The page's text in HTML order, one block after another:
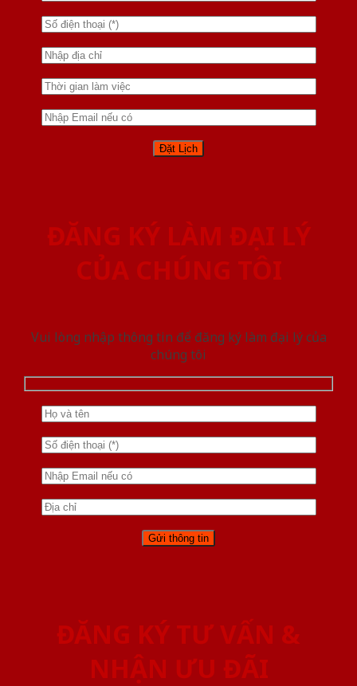
ĐĂNG KÝ LÀM ĐẠI LÝ
CỦA CHÚNG TÔI
Vui lòng nhập thông tin để đăng ký làm đại lý của
chúng tôi
ĐĂNG KÝ TƯ VẤN &
NHẬN ƯU ĐÃI